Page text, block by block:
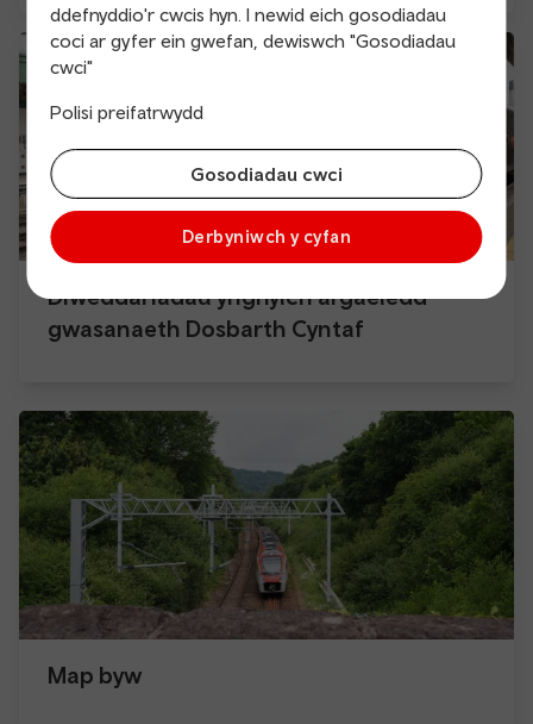
ddefnyddio'r cwcis hyn. I newid eich gosodiadau
coci ar gyfer ein gwefan, dewiswch "Gosodiadau
cwci"
Polisi preifatrwydd
Gosodiadau cwci
Derbyniwch y cyfan
Diweddariadau ynghylch argaeledd
gwasanaeth Dosbarth Cyntaf
Map byw